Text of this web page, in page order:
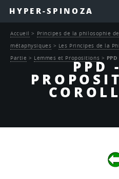
HYPER-SPINOZA
PPD
Accueil > Principes de la philosophie
métaphysiques > Les Principes de la
Partie > Lemmes et Propositions >